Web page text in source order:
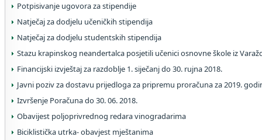
Potpisivanje ugovora za stipendije
Natječaj za dodjelu učeničkih stipendija
Natječaj za dodjelu studentskih stipendija
Stazu krapinskog neandertalca posjetili učenici osnovne škole iz
Financijski izvještaj za razdoblje 1. siječanj do 30. rujna 2018.
Javni poziv za dostavu prijedloga za pripremu proračuna za 2019.
Izvršenje Poračuna do 30. 06. 2018.
Obavijest poljoprivrednog redara vinogradarima
Biciklistička utrka- obavjest mještanima